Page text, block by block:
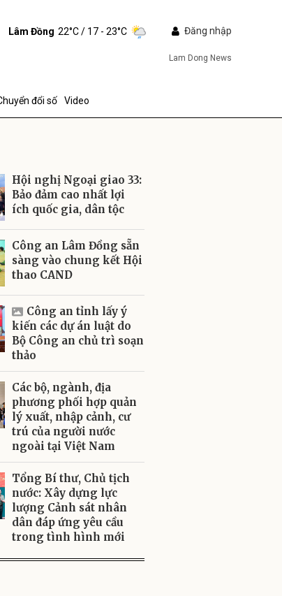
Lâm Đồng 22°C/ 17 - 23°C Đăng nhập
Lam Dong News
đổi số Video
Hội nghị Ngoại giao 33:
Bảo đảm cao nhất lợi
ích quốc gia, dân tộc
Công an Lâm Đồng sẵn
sàng vào chung kết Hội
thao CAND
Công an tỉnh lấy ý
kiến các dự án luật do
Bộ Công an chủ trì soạn
thảo
Các bộ, ngành, địa
phương phối hợp quản
lý xuất, nhập cảnh, cư
trú của người nước
ngoài tại Việt Nam
Tổng Bí thư, Chủ tịch
nước: Xây dựng lực
lượng Cảnh sát nhân
dân đáp ứng yêu cầu
trong tình hình mới